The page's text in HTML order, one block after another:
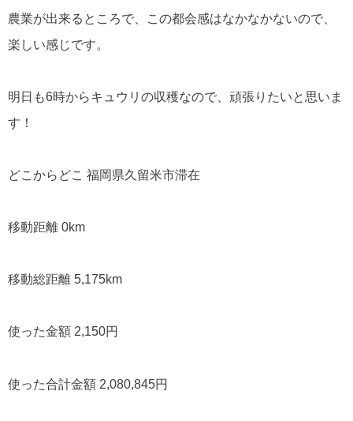
農業が出来るところで、この都会感はなかなかないので、
楽しい感じです。
明日も6時からキュウリの収穫なので、頑張りたいと思いま
す！
どこからどこ 福岡県久留米市滞在
移動距離 0km
移動総距離 5,175km
使った金額 2,150円
使った合計金額 2,080,845円